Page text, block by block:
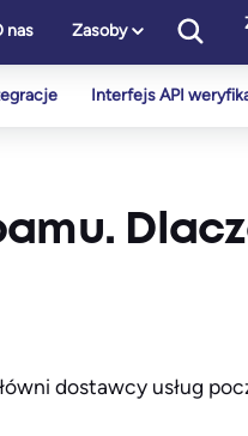
nas Zasoby
Interfejs API
dostawcy usług